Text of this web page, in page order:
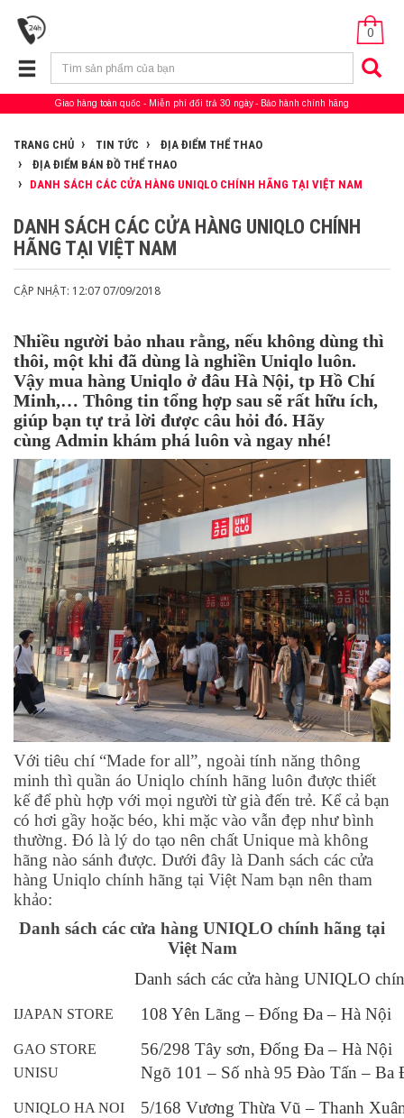
0
Giao hàng toàn quốc Miễn phí đổi trả 30 ngày Bảo hành chính hãng
TRANG CHỦ TIN TỨC
ĐỊA ĐIỂM THỂ THAO
ĐỊA ĐIỂM BÁN ĐỒ THỂ THAO
DANH SÁCH CÁC CỬA HÀNG UNIQLO CHÍNH HÃNG TẠI VIỆT NAM
DANH SÁCH CÁC CỬA HÀNG UNIQLO CHÍNH
HÃNG TẠI VIỆT NAM
CẬP NHẬT: 12:07 07/09/2018
Nhiều người bảo nhau rằng, nếu không dùng thì
thôi, một khi đã dùng là nghiền Uniqlo luôn.
Vậy mua hàng Uniqlo ở đâu Hà Nội, tp Hồ Chí
Minh,… Thông tin tổng hợp sau sẽ rất hữu ích,
giúp bạn tự trả lời được câu hỏi đó. Hãy
cùng Admin khám phá luôn và ngay nhé!
Với tiêu chí “Made for all”, ngoài tính năng thông
minh thì quần áo Uniqlo chính hãng luôn được thiết
kế để phù hợp với mọi người từ già đến trẻ. Kể cả bạn
có hơi gầy hoặc béo, khi mặc vào vẫn đẹp như bình
thường. Đó là lý do tạo nên chất Unique mà không
hãng nào sánh được. Dưới đây là Danh sách các cửa
hàng Uniqlo chính hãng tại Việt Nam bạn nên tham
khảo:
Danh sách các cửa hàng UNIQLO chính hãng tại
Việt Nam
Danh sách các cửa hàng UNIQLO
IJAPAN STORE 108 Yên Lãng – Đống Đa – Hà Nội
GAO STORE 56/298 Tây sơn, Đống Đa – Hà Nội
UNISU Ngõ 101 – Số nhà 95 Đào Tấn – Ba
UNIQLO HA NOI 5/168 Vương Thừa Vũ – Thanh